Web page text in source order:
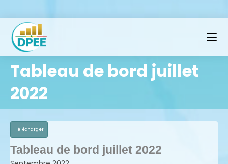
Tableau de bord juillet
2022
Télécharger
Tableau de bord juillet 2022